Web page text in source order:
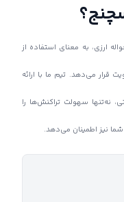
ارزی، به معنای استفاده از
می‌دهد. تیم ما با ارائه
نه‌تنها سهولت تراکنش‌ها را
نیز اطمینان می‌دهد.